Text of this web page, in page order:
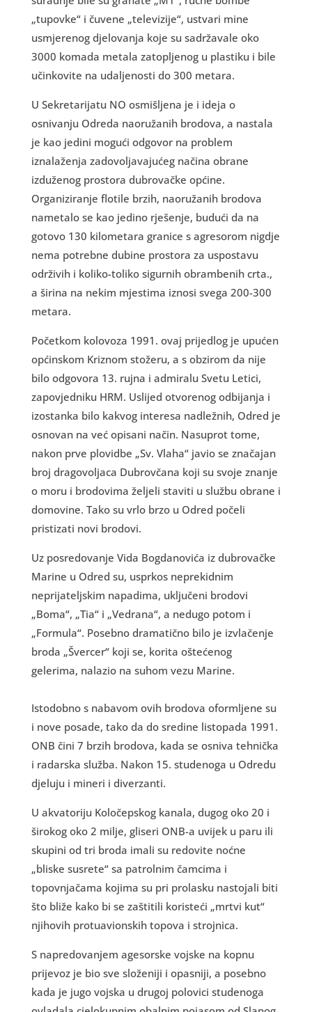
„tupovke“ i čuvene „televizije“, ustvari mine
usmjerenog djelovanja koje su sadržavale oko
3000 komada metala zatopljenog u plastiku i bile
učinkovite na udaljenosti do 300 metara.
U Sekretarijatu NO osmišljena je i ideja o
osnivanju Odreda naoružanih brodova, a nastala
je kao jedini mogući odgovor na problem
iznalaženja zadovoljavajućeg načina obrane
izduženog prostora dubrovačke općine.
Organiziranje flotile brzih, naoružanih brodova
nametalo se kao jedino rješenje, budući da na
gotovo 130 kilometara granice s agresorom nigdje
nema potrebne dubine prostora za uspostavu
održivih i koliko-toliko sigurnih obrambenih crta.,
a širina na nekim mjestima iznosi svega 200-300
metara.
Početkom kolovoza 1991. ovaj prijedlog je upućen
općinskom Kriznom stožeru, a s obzirom da nije
bilo odgovora 13. rujna i admiralu Svetu Letici,
zapovjedniku HRM. Uslijed otvorenog odbijanja i
izostanka bilo kakvog interesa nadležnih, Odred je
osnovan na već opisani način. Nasuprot tome,
nakon prve plovidbe „Sv. Vlaha“ javio se značajan
broj dragovoljaca Dubrovčana koji su svoje znanje
o moru i brodovima željeli staviti u službu obrane i
domovine. Tako su vrlo brzo u Odred počeli
pristizati novi brodovi.
Uz posredovanje Vida Bogdanovića iz dubrovačke
Marine u Odred su, usprkos neprekidnim
neprijateljskim napadima, uključeni brodovi
„Boma“, „Tia“ i „Vedrana“, a nedugo potom i
„Formula“. Posebno dramatično bilo je izvlačenje
broda „Švercer“ koji se, korita oštećenog
gelerima, nalazio na suhom vezu Marine.
Istodobno s nabavom ovih brodova oformljene su
i nove posade, tako da do sredine listopada 1991.
ONB čini 7 brzih brodova, kada se osniva tehnička
i radarska služba. Nakon 15. studenoga u Odredu
djeluju i mineri i diverzanti.
U akvatoriju Koločepskog kanala, dugog oko 20 i
širokog oko 2 milje, gliseri ONB-a uvijek u paru ili
skupini od tri broda imali su redovite noćne
„bliske susrete“ sa patrolnim čamcima i
topovnjačama kojima su pri prolasku nastojali biti
što bliže kako bi se zaštitili koristeći „mrtvi kut“
njihovih protuavionskih topova i strojnica.
S napredovanjem agesorske vojske na kopnu
prijevoz je bio sve složeniji i opasniji, a posebno
kada je jugo vojska u drugoj polovici studenoga